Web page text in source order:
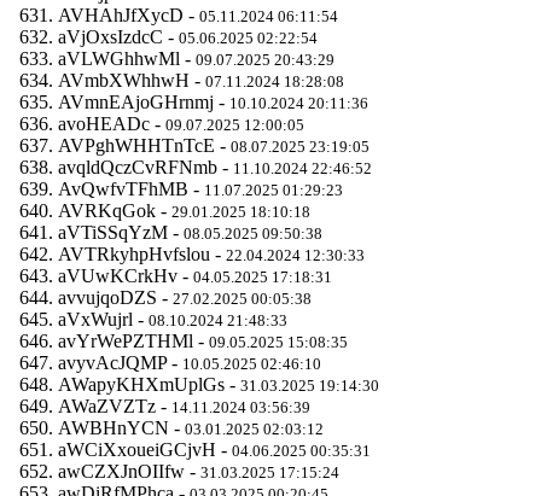
AVHAhJfXycD - 05.11.2024 06:11:54
aVjOxsIzdcC - 05.06.2025 02:22:54
aVLWGhhwMl - 09.07.2025 20:43:29
AVmbXWhhwH - 07.11.2024 18:28:08
AVmnEAjoGHrnmj - 10.10.2024 20:11:36
avoHEADc - 09.07.2025 12:00:05
AVPghWHHTnTcE - 08.07.2025 23:19:05
avqldQczCvRFNmb - 11.10.2024 22:46:52
AvQwfvTFhMB - 11.07.2025 01:29:23
AVRKqGok - 29.01.2025 18:10:18
aVTiSSqYzM - 08.05.2025 09:50:38
AVTRkyhpHvfslou - 22.04.2024 12:30:33
aVUwKCrkHv - 04.05.2025 17:18:31
avvujqoDZS - 27.02.2025 00:05:38
aVxWujrl - 08.10.2024 21:48:33
avYrWePZTHMl - 09.05.2025 15:08:35
avyvAcJQMP - 10.05.2025 02:46:10
AWapyKHXmUplGs - 31.03.2025 19:14:30
AWaZVZTz - 14.11.2024 03:56:39
AWBHnYCN - 03.01.2025 02:03:12
aWCiXxoueiGCjvH - 04.06.2025 00:35:31
awCZXJnOIIfw - 31.03.2025 17:15:24